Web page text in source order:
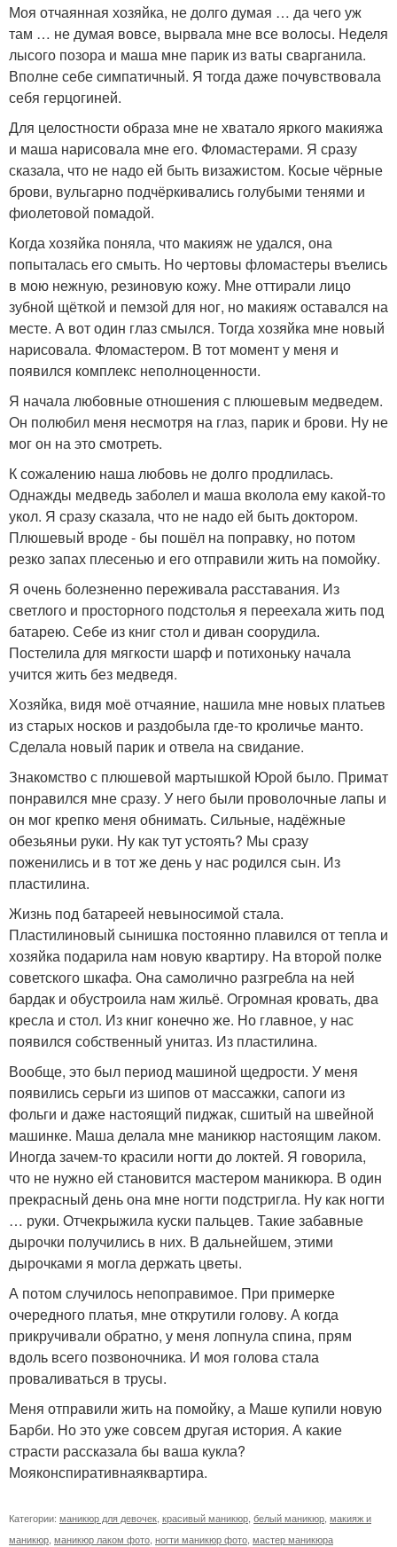
Моя отчаянная хозяйка, не долго думая … да чего уж
там … не думая вовсе, вырвала мне все волосы. Неделя
лысого позора и маша мне парик из ваты сварганила.
Вполне себе симпатичный. Я тогда даже почувствовала
себя герцогиней.
Для целостности образа мне не хватало яркого макияжа
и маша нарисовала мне его. Фломастерами. Я сразу
сказала, что не надо ей быть визажистом. Косые чёрные
брови, вульгарно подчёркивались голубыми тенями и
фиолетовой помадой.
Когда хозяйка поняла, что макияж не удался, она
попыталась его смыть. Но чертовы фломастеры въелись
в мою нежную, резиновую кожу. Мне оттирали лицо
зубной щёткой и пемзой для ног, но макияж оставался на
месте. А вот один глаз смылся. Тогда хозяйка мне новый
нарисовала. Фломастером. В тот момент у меня и
появился комплекс неполноценности.
Я начала любовные отношения с плюшевым медведем.
Он полюбил меня несмотря на глаз, парик и брови. Ну не
мог он на это смотреть.
К сожалению наша любовь не долго продлилась.
Однажды медведь заболел и маша вколола ему какой-то
укол. Я сразу сказала, что не надо ей быть доктором.
Плюшевый вроде - бы пошёл на поправку, но потом
резко запах плесенью и его отправили жить на помойку.
Я очень болезненно переживала расставания. Из
светлого и просторного подстолья я переехала жить под
батарею. Себе из книг стол и диван соорудила.
Постелила для мягкости шарф и потихоньку начала
учится жить без медведя.
Хозяйка, видя моё отчаяние, нашила мне новых платьев
из старых носков и раздобыла где-то кроличье манто.
Сделала новый парик и отвела на свидание.
Знакомство с плюшевой мартышкой Юрой было. Примат
понравился мне сразу. У него были проволочные лапы и
он мог крепко меня обнимать. Сильные, надёжные
обезьяньи руки. Ну как тут устоять? Мы сразу
поженились и в тот же день у нас родился сын. Из
пластилина.
Жизнь под батареей невыносимой стала.
Пластилиновый сынишка постоянно плавился от тепла и
хозяйка подарила нам новую квартиру. На второй полке
советского шкафа. Она самолично разгребла на ней
бардак и обустроила нам жильё. Огромная кровать, два
кресла и стол. Из книг конечно же. Но главное, у нас
появился собственный унитаз. Из пластилина.
Вообще, это был период машиной щедрости. У меня
появились серьги из шипов от массажки, сапоги из
фольги и даже настоящий пиджак, сшитый на швейной
машинке. Маша делала мне маникюр настоящим лаком.
Иногда зачем-то красили ногти до локтей. Я говорила,
что не нужно ей становится мастером маникюра. В один
прекрасный день она мне ногти подстригла. Ну как ногти
… руки. Отчекрыжила куски пальцев. Такие забавные
дырочки получились в них. В дальнейшем, этими
дырочками я могла держать цветы.
А потом случилось непоправимое. При примерке
очередного платья, мне открутили голову. А когда
прикручивали обратно, у меня лопнула спина, прям
вдоль всего позвоночника. И моя голова стала
проваливаться в трусы.
Меня отправили жить на помойку, а Маше купили новую
Барби. Но это уже совсем другая история. А какие
страсти рассказала бы ваша кукла?
Мояконспиративнаяквартира.
Категории: маникюр для девочек красивый маникюр белый маникюр макияж и
маникюр маникюр лаком фото ногти маникюр фото мастер маникюра